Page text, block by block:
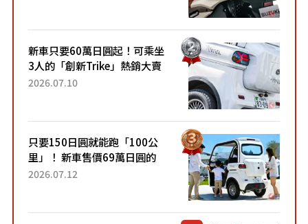
新車只要60萬日圓起！可乘坐
3人的「創新Trike」熱銷大賣
成為人氣車款！「養車成本真
2026.07.10
只要150日圓就能跑「100公
里」！ 新車售價69萬日圓的
「3人座」Trike大受歡迎！ 順
2026.07.12